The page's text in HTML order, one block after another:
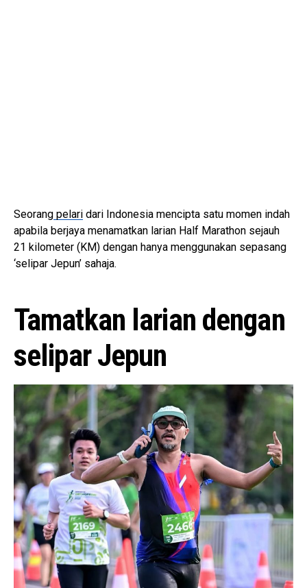
Seorang pelari dari Indonesia mencipta satu momen indah
apabila berjaya menamatkan larian Half Marathon sejauh
21 kilometer (KM) dengan hanya menggunakan sepasang
‘selipar Jepun’ sahaja.
Tamatkan larian dengan
selipar Jepun